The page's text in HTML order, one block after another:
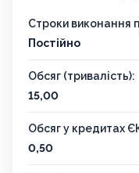
Строки виконання
Постійно
Обсяг (тривалість):
15,00
Обсяг у кредитах
0,50